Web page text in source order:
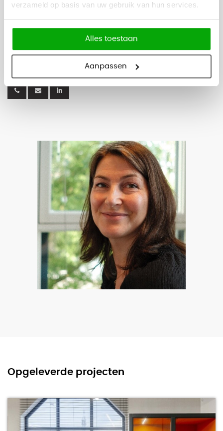
verzameld op basis van uw gebruik van hun services.
Alles toestaan
Aanpassen
hetzelfde. Wat wil je klant bereiken? Hoe vertaal ik die wensen in
de praktijk? Ik luister, filter en geef soms wat extra pit aan een
Opgeleverde projecten